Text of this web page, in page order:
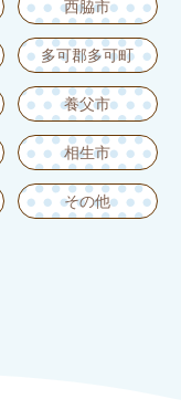
西脇市
多可郡多可町
養父市
相生市
その他